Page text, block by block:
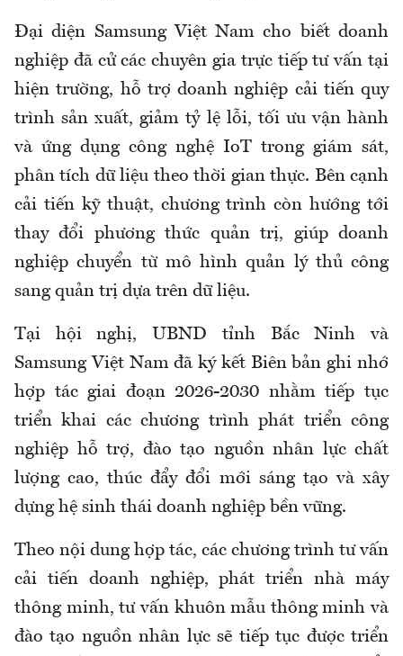
Đại diện Samsung Việt Nam cho biết doanh
nghiệp đã cử các chuyên gia trực tiếp tư vấn tại
hiện trường, hỗ trợ doanh nghiệp cải tiến quy
trình sản xuất, giảm tỷ lệ lỗi, tối ưu vận hành
và ứng dụng công nghệ IoT trong giám sát,
phân tích dữ liệu theo thời gian thực. Bên cạnh
cải tiến kỹ thuật, chương trình còn hướng tới
thay đổi phương thức quản trị, giúp doanh
nghiệp chuyển từ mô hình quản lý thủ công
sang quản trị dựa trên dữ liệu.
Tại hội nghị, UBND tỉnh Bắc Ninh và
Samsung Việt Nam đã ký kết Biên bản ghi nhớ
hợp tác giai đoạn 2026-2030 nhằm tiếp tục
triển khai các chương trình phát triển công
nghiệp hỗ trợ, đào tạo nguồn nhân lực chất
lượng cao, thúc đẩy đổi mới sáng tạo và xây
dựng hệ sinh thái doanh nghiệp bền vững.
Theo nội dung hợp tác, các chương trình tư vấn
cải tiến doanh nghiệp, phát triển nhà máy
thông minh, tư vấn khuôn mẫu thông minh và
đào tạo nguồn nhân lực sẽ tiếp tục được triển